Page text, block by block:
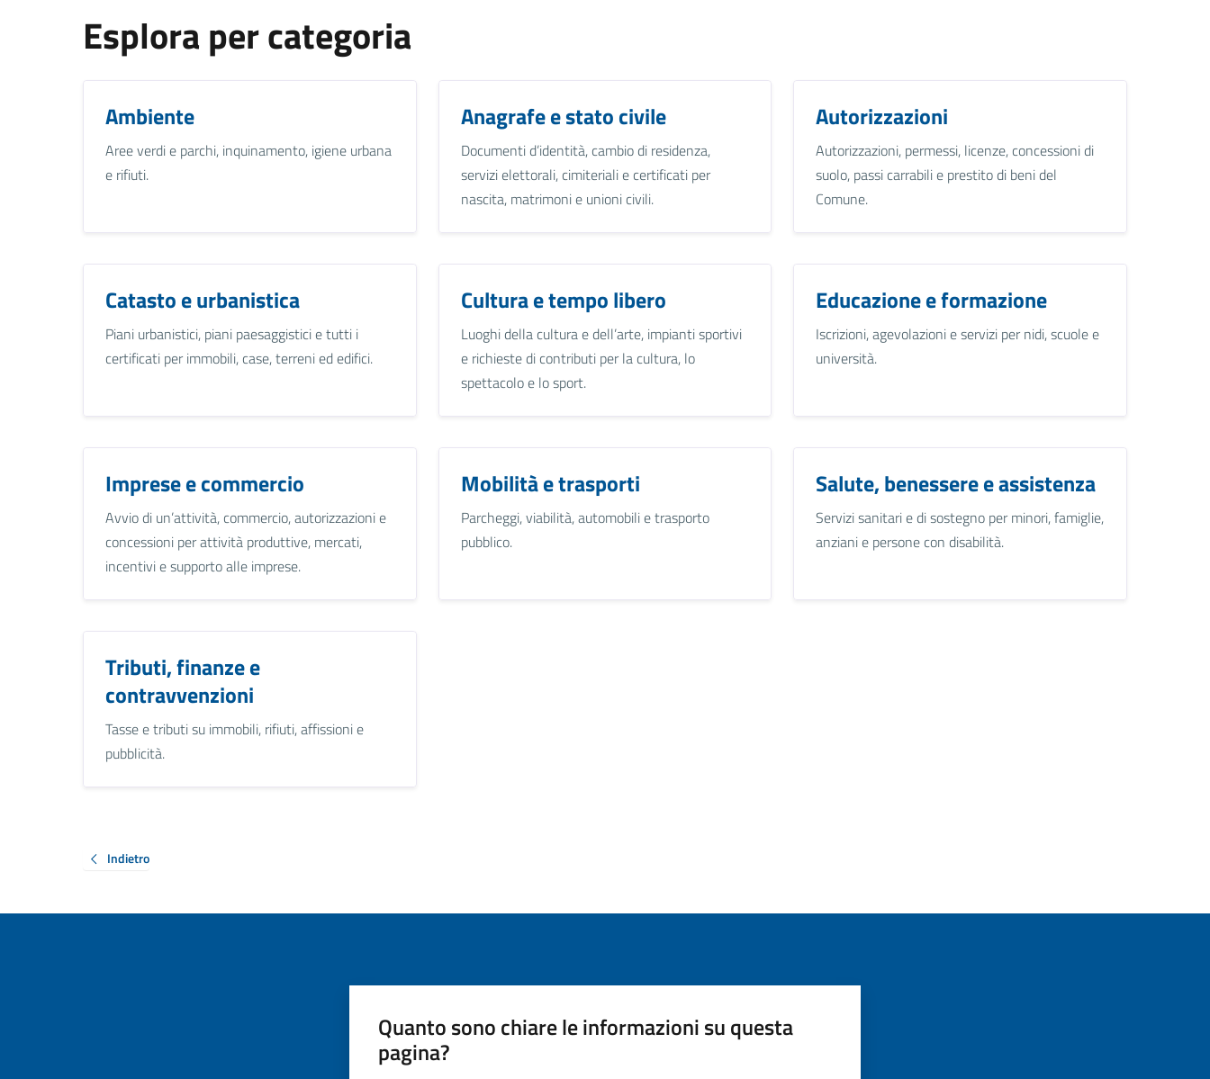
Esplora per categoria
Ambiente
Aree verdi e parchi, inquinamento, igiene urbana
e rifiuti.
Anagrafe e stato civile
Documenti d’identità, cambio di residenza,
servizi elettorali, cimiteriali e certificati per
nascita, matrimoni e unioni civili.
Autorizzazioni
Autorizzazioni, permessi, licenze, concessioni di
suolo, passi carrabili e prestito di beni del
Comune.
Catasto e urbanistica
Piani urbanistici, piani paesaggistici e tutti i
certificati per immobili, case, terreni ed edifici.
Cultura e tempo libero
Luoghi della cultura e dell’arte, impianti sportivi
e richieste di contributi per la cultura, lo
spettacolo e lo sport.
Educazione e formazione
Iscrizioni, agevolazioni e servizi per nidi, scuole e
università.
Imprese e commercio
Avvio di un’attività, commercio, autorizzazioni e
concessioni per attività produttive, mercati,
incentivi e supporto alle imprese.
Mobilità e trasporti
Parcheggi, viabilità, automobili e trasporto
pubblico.
Salute, benessere e assistenza
Servizi sanitari e di sostegno per minori, famiglie,
anziani e persone con disabilità.
Tributi, finanze e
contravvenzioni
Tasse e tributi su immobili, rifiuti, affissioni e
pubblicità.
Indietro
Quanto sono chiare le informazioni su questa
pagina?